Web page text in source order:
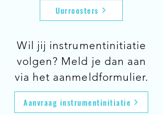
Wil jij instrumentinitiatie
volgen? Meld je dan aan
via het aanmeldformulier.
Uurroosters
Aanvraag instrumentinitiatie